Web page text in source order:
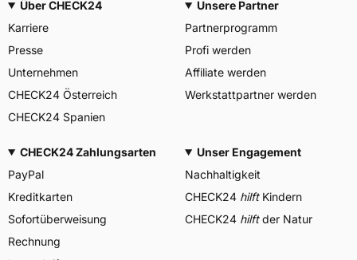
Über CHECK24
Karriere
Presse
Unternehmen
CHECK24 Österreich
CHECK24 Spanien
Unsere Partner
Partnerprogramm
Profi werden
Affiliate werden
Werkstattpartner werden
CHECK24 Zahlungsarten
PayPal
Kreditkarten
Sofortüberweisung
Rechnung
Unser Engagement
Nachhaltigkeit
CHECK24 hilftKindern
CHECK24 hilftder Natur